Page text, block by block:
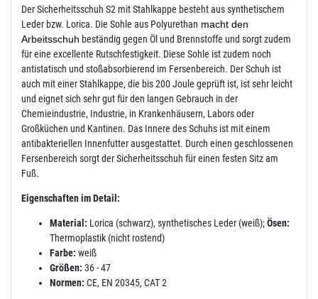
Der Sicherheitsschuh S2 mit Stahlkappe besteht aus synthetischem
Leder bzw. Lorica. Die Sohle aus Polyurethan macht den
Arbeitsschuh beständig gegen Öl und Brennstoffe und sorgt zudem
für eine excellente Rutschfestigkeit. Diese Sohle ist zudem noch
antistatisch und stoßabsorbierend im Fersenbereich. Der Schuh ist
auch mit einer Stahlkappe, die bis 200 Joule geprüft ist, ist sehr leicht
und eignet sich sehr gut für den langen Gebrauch in der
Chemieindustrie, Industrie, in Krankenhäusern, Labors oder
Großküchen und Kantinen. Das Innere des Schuhs ist mit einem
antibakteriellen Innenfutter ausgestattet. Durch einen geschlossenen
Fersenbereich sorgt der Sicherheitsschuh für einen festen Sitz am
Fuß.
Eigenschaften im Detail:
Material: Lorica (schwarz), synthetisches Leder (weiß);Ösen:
Thermoplastik (nicht rostend)
Farbe: weiß
Größen: 36 - 47
Normen: CE, EN 20345, CAT 2